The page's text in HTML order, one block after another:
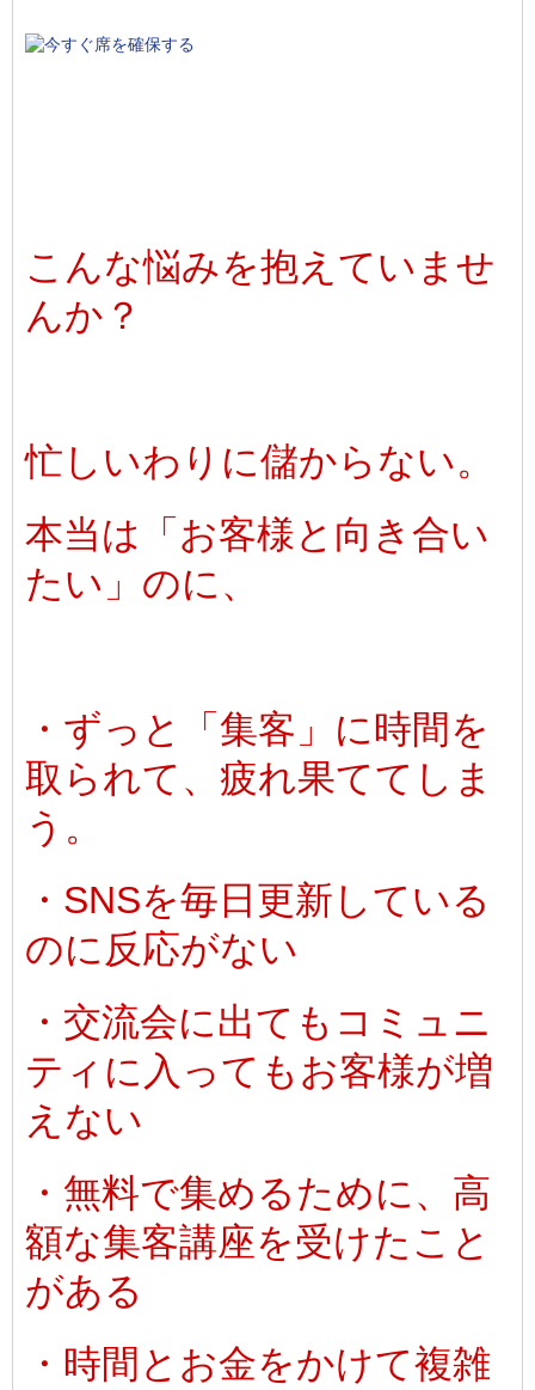
こんな悩みを抱えていませ
んか？
忙しいわりに儲からない。
本当は「お客様と向き合い
たい」のに、
・ずっと「集客」に時間を
取られて、疲れ果ててしま
う。
・SNSを毎日更新している
のに反応がない
・交流会に出てもコミュニ
ティに入ってもお客様が増
えない
・無料で集めるために、高
額な集客講座を受けたこと
がある
・時間とお金をかけて複雑